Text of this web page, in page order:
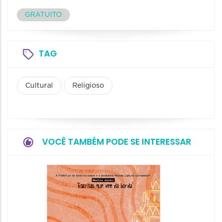
GRATUITO
TAG
Cultural Religioso
VOCÊ TAMBÉM PODE SE INTERESSAR